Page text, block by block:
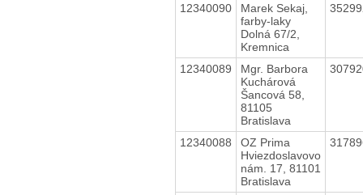
12340090
Marek Sekaj,
farby-laky
Dolná 67/2,
Kremnica
12340089
Mgr. Barbora
Kuchárová
Šancová 58,
81105
Bratislava
12340088
OZ Prima
Hviezdoslavovo
nám. 17, 81101
Bratislava